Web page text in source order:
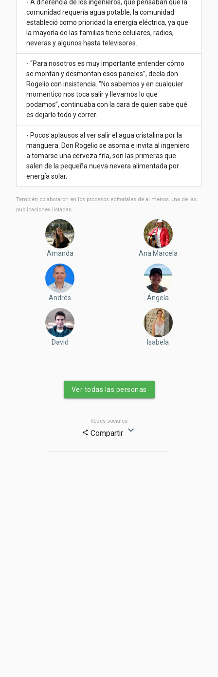
- A diferencia de los ingenieros, que pensaban que la
comunidad requería agua potable, la comunidad
estableció como prioridad la energía eléctrica, ya que
la mayoría de las familias tiene celulares, radios,
neveras y algunos hasta televisores.
- “Para nosotros es muy importante entender cómo
se montan y desmontan esos paneles”, decía don
Rogelio con insistencia. “No sabemos y en cualquier
momentico nos toca salir y llevarnos lo que
podamos”, continuaba con la cara de quien sabe qué
es dejarlo todo y correr.
- Pocos aplausos al ver salir el agua cristalina por la
manguera. Don Rogelio se asoma e invita al ingeniero
a tomarse una cerveza fría, son las primeras que
salen de la pequeña nueva nevera alimentada por
energía solar.
También colaboraron ​​en los procesos editoriales de al menos una de las
publicaciones listadas
Amanda Ana Marcela
Andrés Ángela
David Isabela
Ver todas las personas
Redes sociales
share Compartir expand_more